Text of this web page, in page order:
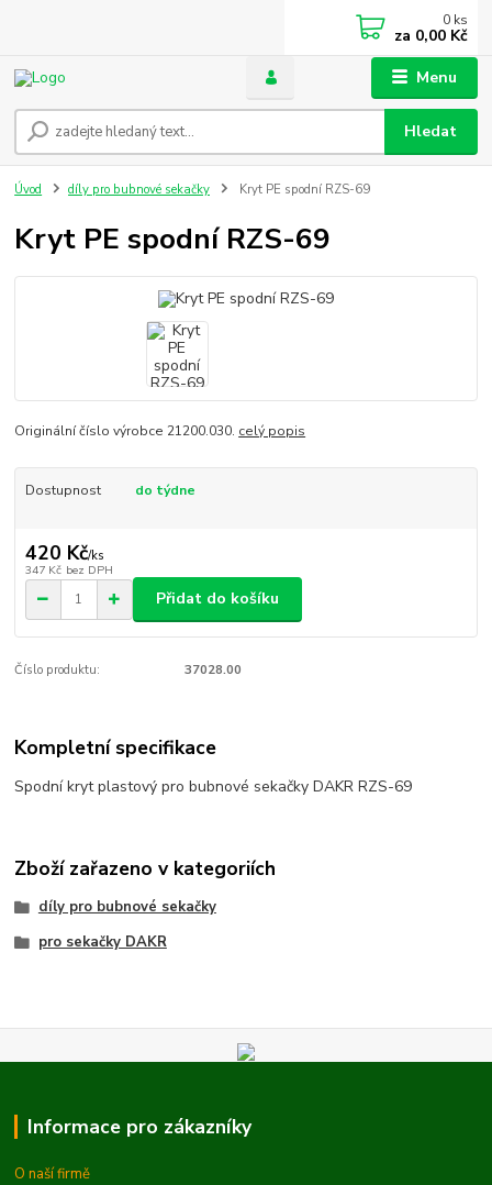
Menu
Hledat
0 ks
za 0,00 Kč
Úvod díly pro bubnové sekačky Kryt PE spodní RZS-69
Kryt PE spodní RZS-69
Originální číslo výrobce 21200.030. celý popis
Dostupnost do týdne
420 Kč/ks
347 Kč bez DPH
Přidat do košíku
Číslo produktu: 37028.00
Kompletní specifikace
Spodní kryt plastový pro bubnové sekačky DAKR RZS-69
Zboží zařazeno v kategoriích
díly pro bubnové sekačky
pro sekačky DAKR
Informace pro zákazníky
O naší firmě